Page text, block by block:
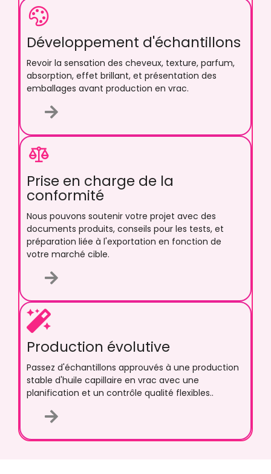
Développement d'échantillons
Revoir la sensation des cheveux, texture, parfum,
absorption, effet brillant, et présentation des
emballages avant production en vrac.
Prise en charge de la
conformité
Nous pouvons soutenir votre projet avec des
documents produits, conseils pour les tests, et
préparation liée à l'exportation en fonction de
votre marché cible.
Production évolutive
Passez d'échantillons approuvés à une production
stable d'huile capillaire en vrac avec une
planification et un contrôle qualité flexibles..